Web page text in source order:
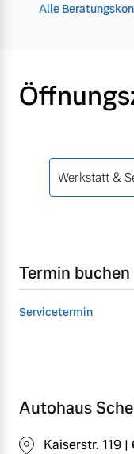
Alle
Werkstatt &
Termin buchen
Servicetermin
Autohaus
Kaiserstr. 119